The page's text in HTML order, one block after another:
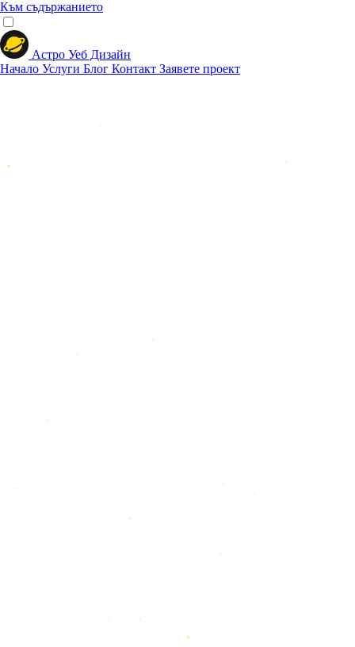
Към съдържанието
Астро Уеб Дизайн
Начало Услуги Блог Контакт Заявете проект